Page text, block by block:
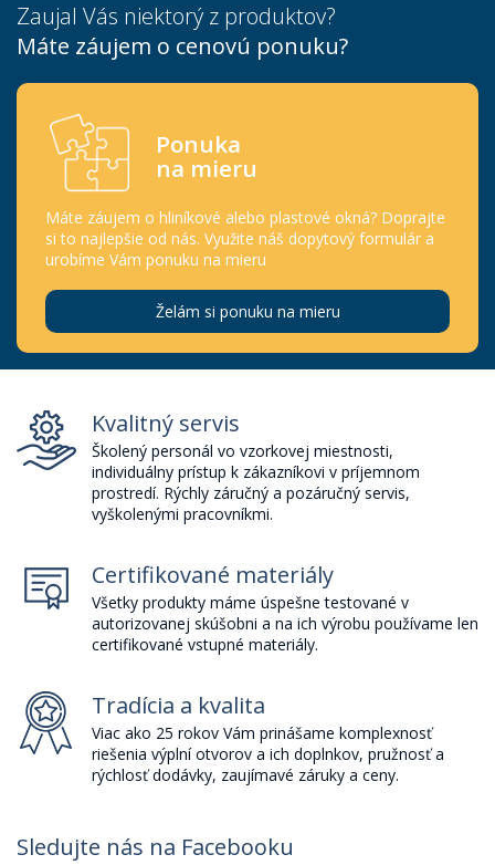
Zaujal Vás niektorý z produktov?
Máte záujem o cenovú ponuku?
Ponuka
na mieru
Máte záujem o hliníkové alebo plastové okná? Doprajte
si to najlepšie od nás. Využite náš dopytový formulár a
urobíme Vám ponuku na mieru
Želám si ponuku na mieru
Kvalitný servis
Školený personál vo vzorkovej miestnosti,
individuálny prístup k zákazníkovi v príjemnom
prostredí. Rýchly záručný a pozáručný servis,
vyškolenými pracovníkmi.
Certifikované materiály
Všetky produkty máme úspešne testované v
autorizovanej skúšobni a na ich výrobu používame len
certifikované vstupné materiály.
Tradícia a kvalita
Viac ako 25 rokov Vám prinášame komplexnosť
riešenia výplní otvorov a ich doplnkov, pružnosť a
rýchlosť dodávky, zaujímavé záruky a ceny.
Sledujte nás na Facebooku